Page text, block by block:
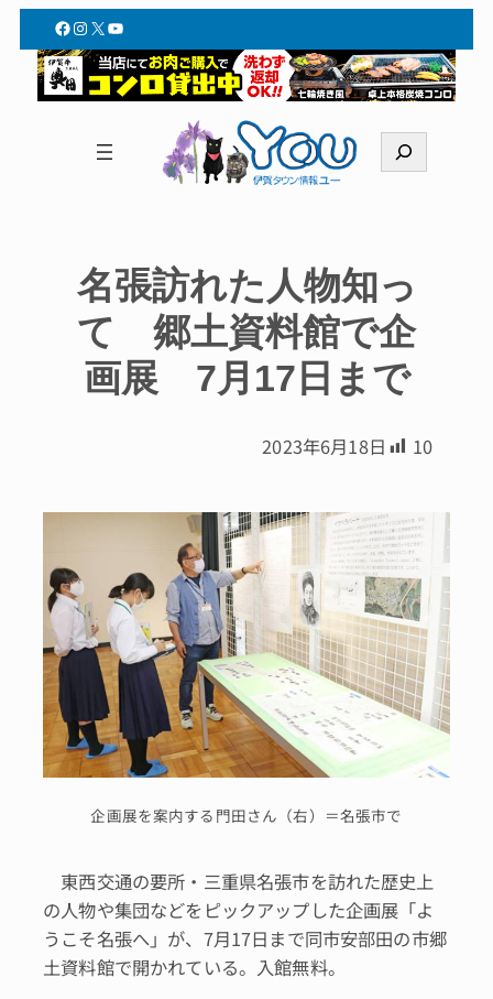
Facebook
Instagram
X YouTube
索
名張訪れた人物知っ
て 郷土資料館で企
画展 7月17日まで
2023年6月18日 10
企画展を案内する門田さん（右）＝名張市で
東西交通の要所・三重県名張市を訪れた歴史上
の人物や集団などをピックアップした企画展「よ
うこそ名張へ」が、7月17日まで同市安部田の市郷
土資料館で開かれている。入館無料。